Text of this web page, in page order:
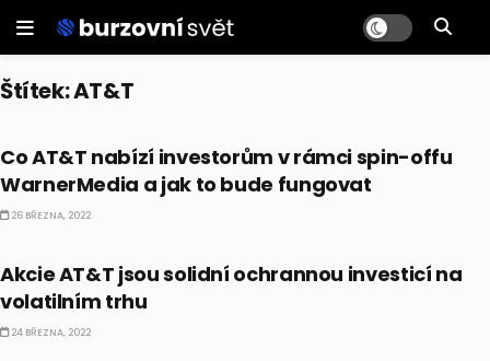
Štítek:AT&T
Co AT&T nabízí investorům v rámci spin-offu
WarnerMedia a jak to bude fungovat
26 BŘEZNA, 2022
Akcie AT&T jsou solidní ochrannou investicí na
volatilním trhu
24 BŘEZNA, 2022